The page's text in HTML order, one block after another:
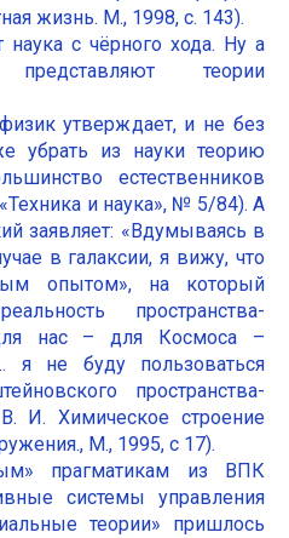
жизнь. М., 1998, с. 143).
наука с чёрного хода. Ну а
теории
утверждает, и не без
убрать из науки теорию
естественников
и наука», № 5/84). А
заявляет: «Вдумываясь в
в галаксии, я вижу, что
опытом», на который
пространства-
нас – для Космоса –
я не буду пользоваться
пространства-
И. Химическое строение
М., 1995, с 17).
прагматикам из ВПК
системы управления
теории» пришлось